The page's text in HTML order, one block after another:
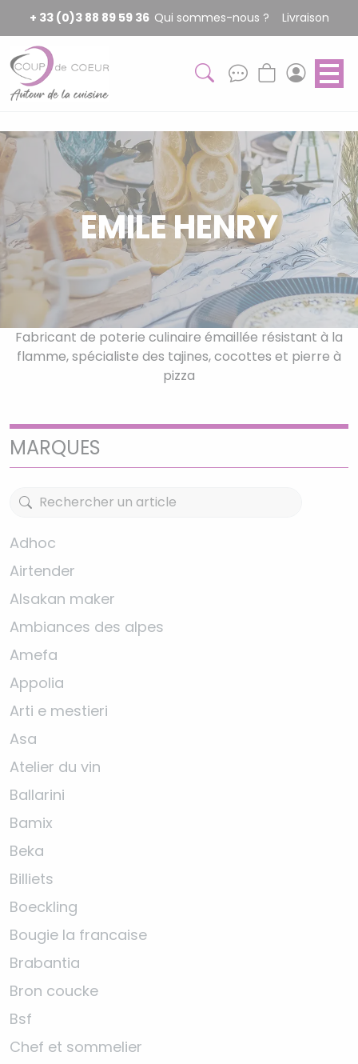
+ 33 (0)3 88 89 59 36 Qui sommes-nous ? Livraison
EMILE HENRY
Fabricant de poterie culinaire émaillée résistant à la
flamme, spécialiste des tajines, cocottes et pierre à
pizza
MARQUES
Adhoc
Airtender
Alsakan maker
Ambiances des alpes
Amefa
Appolia
Arti e mestieri
Asa
Atelier du vin
Ballarini
Bamix
Beka
Billiets
Boeckling
Bougie la francaise
Brabantia
Bron coucke
Bsf
Chef et sommelier
Panneau de gestion des cookies